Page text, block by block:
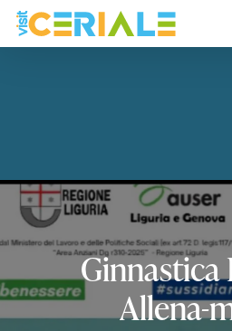
Skip
main
Ginnastica
Allena-